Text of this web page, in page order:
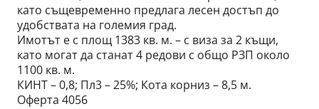
като същевременно предлага лесен достъп до
удобствата на големия град.
Имотът е с площ 1383 кв. м. – с виза за 2 къщи,
като могат да станат 4 редови с общо РЗП около
1100 кв. м.
КИНТ – 0,8; Пл3 – 25%; Кота корниз – 8,5 м.
Оферта 4056